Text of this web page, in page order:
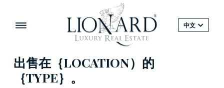
中文
出售在｛LOCATION）的
｛TYPE｝。